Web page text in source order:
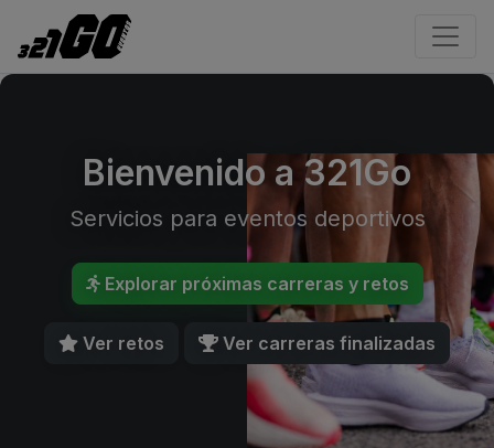
Bienvenido a 321Go
Servicios para eventos deportivos
Explorar próximas carreras y retos
Ver retos Ver carreras finalizadas